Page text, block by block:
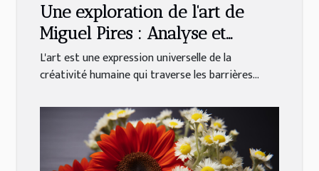
Une exploration de l'art de
Miguel Pires : Analyse et
interprétation
L'art est une expression universelle de la
créativité humaine qui traverse les barrières...